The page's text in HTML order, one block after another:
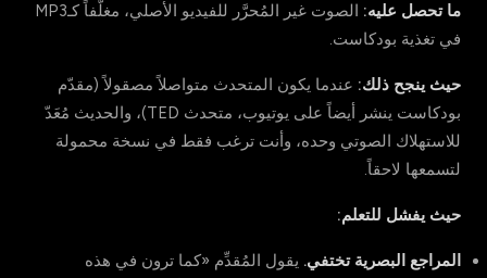
ما تحصل عليه:
الصوت غير المُحرَّر للفيديو الأصلي، مغلَّفاً كـMP3
في تغذية بودكاست.
حيث ينجح ذلك: عندما يكون المتحدث متواصلاً مصقولاً (مقدّم
بودكاست ينشر أيضاً على يوتيوب، متحدث TED)، والحديث مُعَدّ
للاستهلاك الصوتي وحده، وأنت ترغب فقط في نسخة محمولة
لتسمعها لاحقاً.
حيث يفشل للتعلم:
المراجع البصرية تختفي. يقول المُقدِّم «كما ترون في هذه